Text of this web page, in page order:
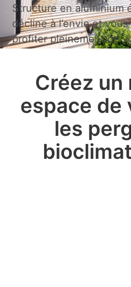
Structure en aluminium
décline à l’envie et
profiter pleinement de
Créez un
espace de
les